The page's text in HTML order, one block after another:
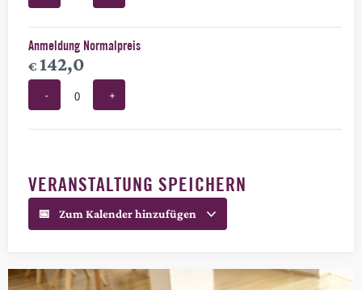
Anzahl
Anmeldung Normalpreis
€ 142,0
-
Anzahl
+
VERANSTALTUNG SPEICHERN
Zum Kalender hinzufügen